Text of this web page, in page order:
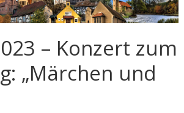
– Konzert zum
„Märchen und